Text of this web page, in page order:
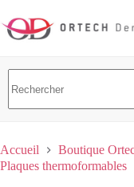
Accueil Boutique
Plaques thermoformables